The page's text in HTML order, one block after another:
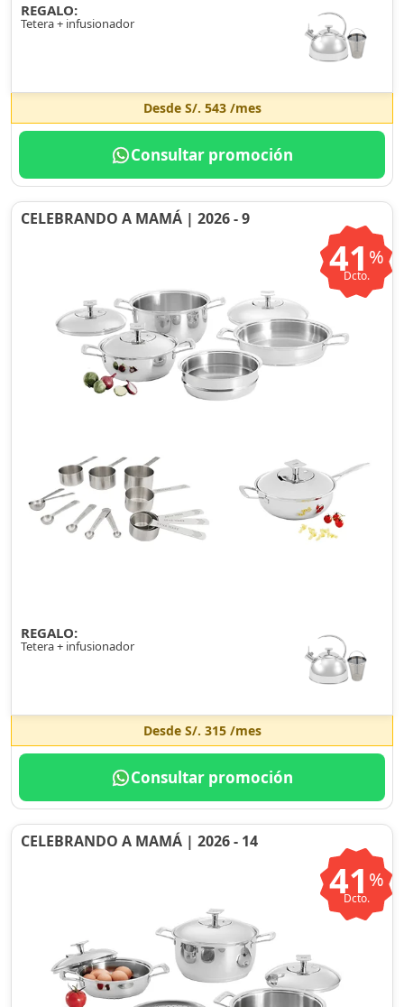
REGALO:
Tetera + infusionador
Desde S/. 543/mes
Consultar promoción
CELEBRANDO A MAMÁ | 2026 - 9
41 %
Dcto.
REGALO:
Tetera + infusionador
Desde S/. 315/mes
Consultar promoción
CELEBRANDO A MAMÁ | 2026 - 14
41 %
Dcto.